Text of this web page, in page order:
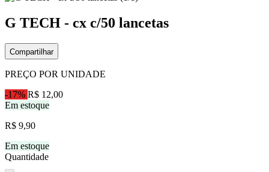
G TECH - cx c/50 lancetas
Compartilhar
PREÇO POR UNIDADE
-17% R$ 12,00
Em estoque
R$ 9,90
Em estoque
Quantidade